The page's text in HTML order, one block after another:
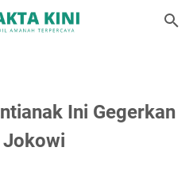
Ini Gegerkan
Jokowi